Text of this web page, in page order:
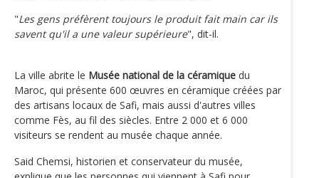
"Les gens préfèrent toujours le produit fait main car ils
savent qu'il a une valeur supérieure", dit-il.
La ville abrite le Musée national de la céramique du
Maroc, qui présente 600 œuvres en céramique créées par
des artisans locaux de Safi, mais aussi d'autres villes
comme Fès, au fil des siècles. Entre 2 000 et 6 000
visiteurs se rendent au musée chaque année.
Said Chemsi, historien et conservateur du musée,